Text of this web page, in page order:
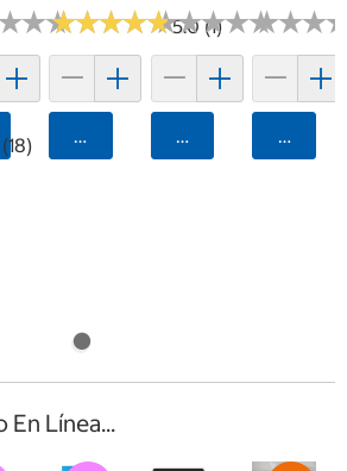
★★
★★
★★★★★
★★★★★5.0 (1)
Agregar
★★★★★
★★★★★
Agregar
★★★
★★★
En Línea...